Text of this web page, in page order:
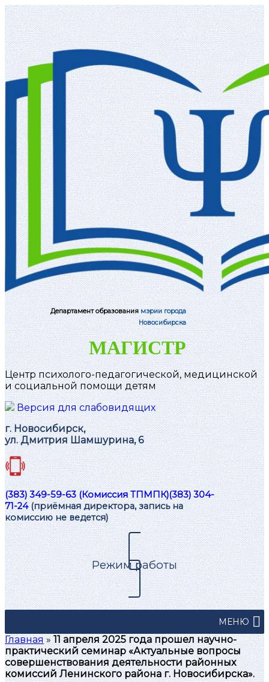
Департамент образованиямэрии города
Новосибирска
МАГИСТР
Центр психолого-педагогической, медицинской
и социальной помощи детям
Версия для слабовидящих
г. Новосибирск,
ул. Дмитрия Шамшурина, 6
(383) 349-59-63 (Комиссия ТПМПК)(383) 304-
71-24(приёмная директора, запись на
комиссию не ведется)
Режим работы
МЕНЮ
Главная » 11 апреля 2025 года прошел научно-
практический семинар «Актуальные вопросы
совершенствования деятельности районных
комиссий Ленинского района г. Новосибирска».